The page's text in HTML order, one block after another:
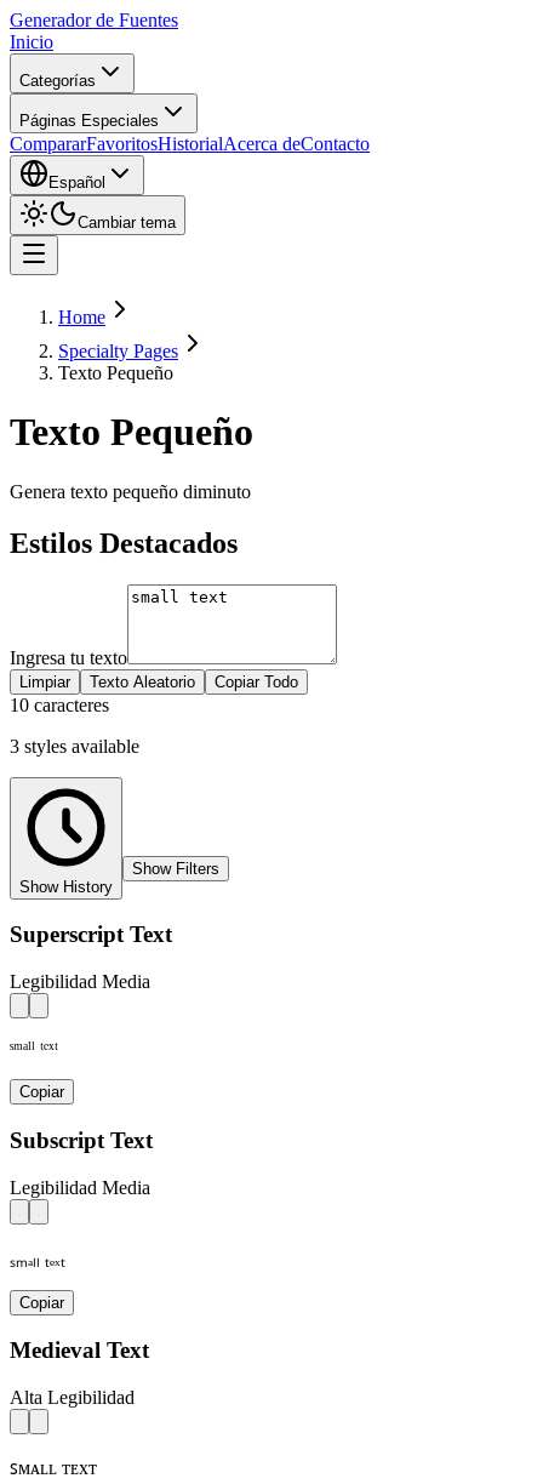
Generador de Fuentes
Inicio
Categorías
Páginas Especiales
CompararFavoritosHistorialAcerca deContacto
Español
Cambiar tema
Home
Specialty Pages
Texto Pequeño
Texto Pequeño
Genera texto pequeño diminuto
Estilos Destacados
Ingresa tu texto
Limpiar Texto Aleatorio Copiar Todo
10 caracteres
3 styles available
Show History
Show Filters
Superscript Text
Legibilidad Media
ˢᵐᵃˡˡ ᵗᵉˣᵗ
Copiar
Subscript Text
Legibilidad Media
ₛₘₐₗₗ ₜₑₓₜ
Copiar
Medieval Text
Alta Legibilidad
ꜱᴍᴀʟʟ ᴛᴇxᴛ